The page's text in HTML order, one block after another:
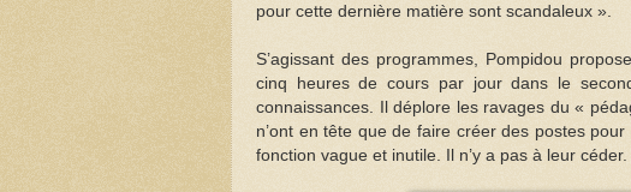
pour cette dernière matière sont scandaleux ».
S’agissant des programmes, Pompidou
cinq heures de cours par jour dans le
connaissances. Il déplore les ravages du «
n’ont en tête que de faire créer des postes
fonction vague et inutile. Il n’y a pas à leur céder.